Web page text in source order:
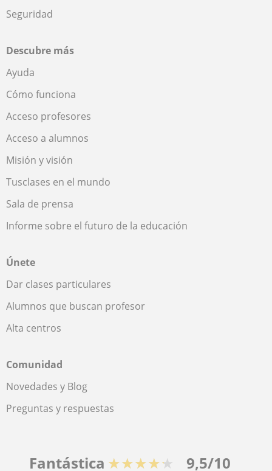
Seguridad
Descubre más
Ayuda
Cómo funciona
Acceso profesores
Acceso a alumnos
Misión y visión
Tusclases en el mundo
Sala de prensa
Informe sobre el futuro de la educación
Únete
Dar clases particulares
Alumnos que buscan profesor
Alta centros
Comunidad
Novedades y Blog
Preguntas y respuestas
Fantástica ★★★★★ 9,5/10